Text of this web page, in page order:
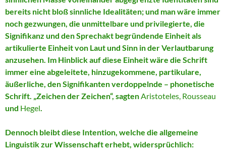
bereits nicht bloß sinnliche Idealitäten; und man wäre immer
noch gezwungen, die unmittelbare und privilegierte, die
Signifikanz und den Sprechakt begründende Einheit als
artikulierte Einheit von Laut und Sinn in der Verlautbarung
anzusehen. Im Hinblick auf diese Einheit wäre die Schrift
immer eine abgeleitete, hinzugekommene, partikulare,
äußerliche, den Signifikanten verdoppelnde – phonetische
Schrift. „Zeichen der Zeichen“, sagtenAristoteles, Rousseau
und Hegel.
Dennoch bleibt diese Intention, welche die allgemeine
Linguistik zur Wissenschaft erhebt, widersprüchlich: